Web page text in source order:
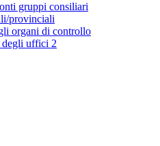
gruppi consiliari
provinciali
organi di controllo
uffici 2